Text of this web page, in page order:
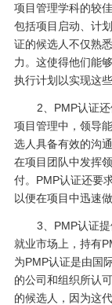
项目管理学科的较
包括项目启动、计
证的候选人不仅熟
力。这使得他们能
执行计划以实现这些
2、PMP认证
项目管理中，领导
选人具备有效的沟
在项目团队中发挥
付。PMP认证还要
以便在项目中迅速
3、PMP认证
就业市场上，持有
为PMP认证是由国
的公司和组织所认
的候选人，因为这